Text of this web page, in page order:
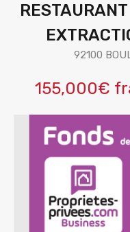
92100
155,000€